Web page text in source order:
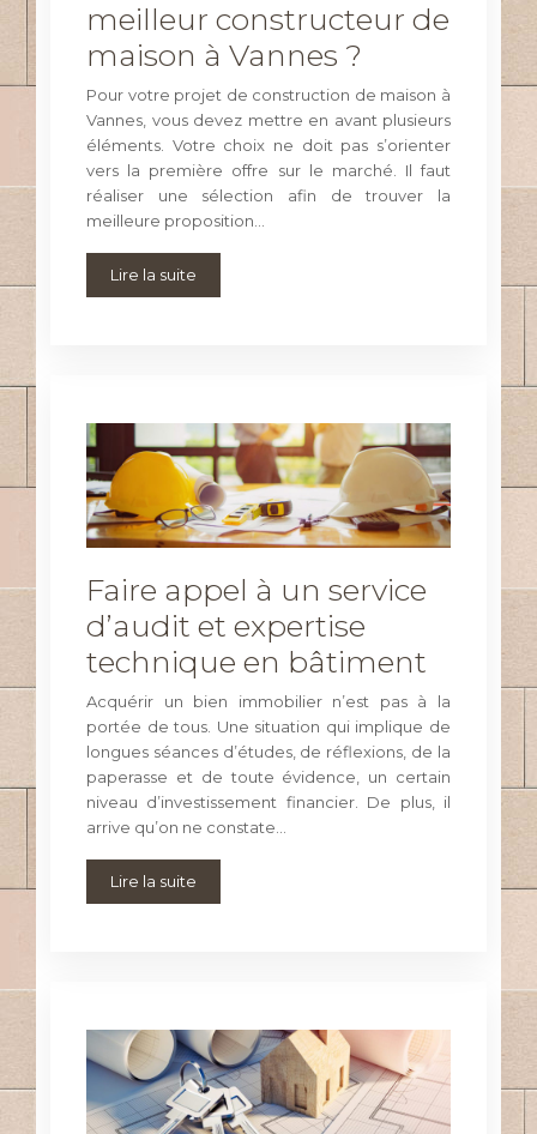
meilleur constructeur de
maison à Vannes ?
Pour votre projet de construction de maison à
Vannes, vous devez mettre en avant plusieurs
éléments. Votre choix ne doit pas s’orienter
vers la première offre sur le marché. Il faut
réaliser une sélection afin de trouver la
meilleure proposition…
Lire la suite
Faire appel à un service
d’audit et expertise
technique en bâtiment
Acquérir un bien immobilier n’est pas à la
portée de tous. Une situation qui implique de
longues séances d’études, de réflexions, de la
paperasse et de toute évidence, un certain
niveau d’investissement financier. De plus, il
arrive qu’on ne constate…
Lire la suite